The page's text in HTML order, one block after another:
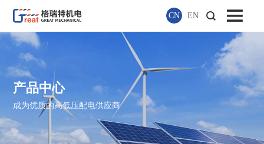
CN EN
产品中心
成为优质的高低压配电供应商